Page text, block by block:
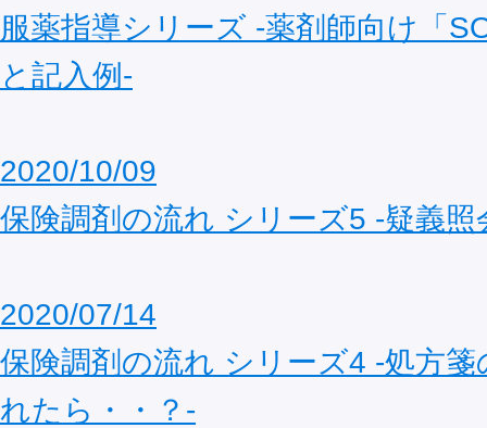
服薬指導シリーズ ‐薬剤師向け「
と記入例‐
2020/10/09
保険調剤の流れ シリーズ5 ‐疑義照
2020/07/14
保険調剤の流れ シリーズ4 ‐処方
れたら・・？‐